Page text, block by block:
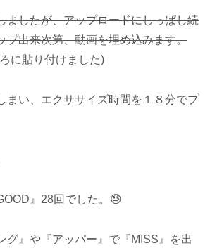
ましたが、アップロードにしっぱし続
プ出来次第、動画を埋め込みます。
に貼り付けました)
まい、エクササイズ時間を１８分でプ
』28回でした。😓
グ』や『アッパー』で『MISS』を出